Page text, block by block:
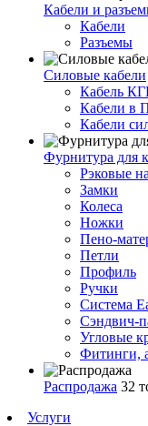
Кабели и
Кабели
Разъемы
Силовые кабели
Кабель
Кабели в
Кабели
Фурнитура для
Рэковые
Замки
Колеса
Ножки
Пено-
Петли
Профиль
Ручки
Система
Сэндвич-
Угловые
Фитинги,
Распродажа 32
Услуги